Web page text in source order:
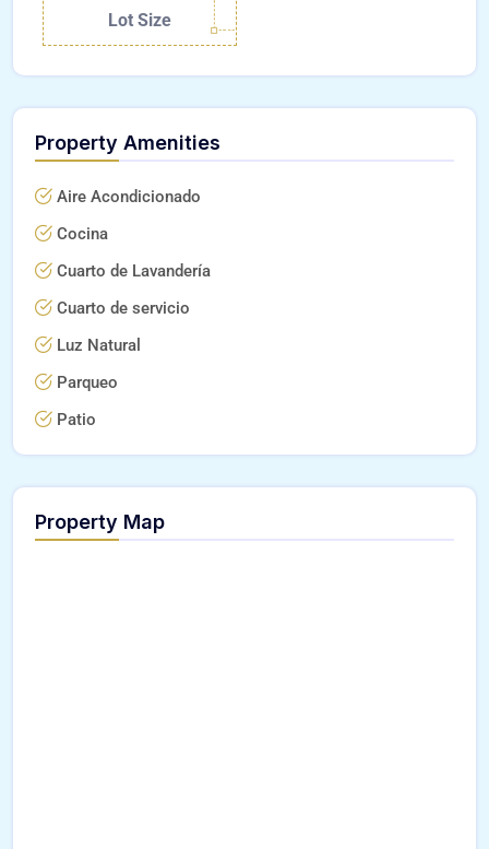
Lot Size
Property Amenities
Aire Acondicionado
Cocina
Cuarto de Lavandería
Cuarto de servicio
Luz Natural
Parqueo
Patio
Property Map